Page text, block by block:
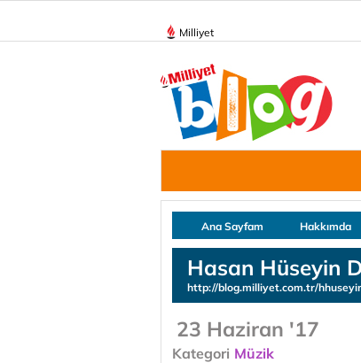
Milliyet
Ana Sayfam Hakkımda
Hasan Hüseyin
http://blog.milliyet.com.tr/
23 Haziran '17
Kategori Müzik